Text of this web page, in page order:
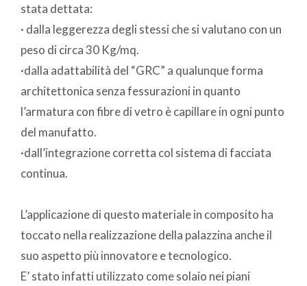
stata dettata:
· dalla leggerezza degli stessi che si valutano con un
peso di circa 30 Kg/mq.
·dalla adattabilità del “GRC” a qualunque forma
architettonica senza fessurazioni in quanto
l’armatura con fibre di vetro è capillare in ogni punto
del manufatto.
·dall’integrazione corretta col sistema di facciata
continua.
L’applicazione di questo materiale in composito ha
toccato nella realizzazione della palazzina anche il
suo aspetto più innovatore e tecnologico.
E’ stato infatti utilizzato come solaio nei piani